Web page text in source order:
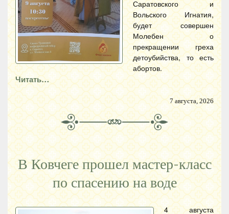
Саратовского и
Вольского Игнатия,
будет совершен
Молебен о
прекращении греха
детоубийства, то есть
абортов.
Читать…
7 августа, 2026
В Ковчеге прошел мастер-класс
по спасению на воде
4 августа